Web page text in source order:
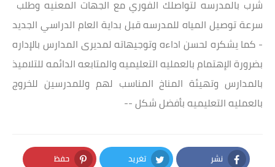
شرب بالمدرسه لتواصلك الفوري مع الجهات المعنيه وطلب
سرعة توصيل المياه للمدرسه قبل بداية العام الدراسي الجديد
- كما يشكره لحسن اداءه وتوجيهاته لمديرى المدارس بالإداره
بضرورة الإهتمام بالعمليه التعليميه والمتابعه الدائمه للتلاميذ
بالمدارس وتهيئة المناخ المناسب لهم وللمدرسين للخروج
بالعمليه التعليميه بأفضل شكل --
نشر تغريد حفظ